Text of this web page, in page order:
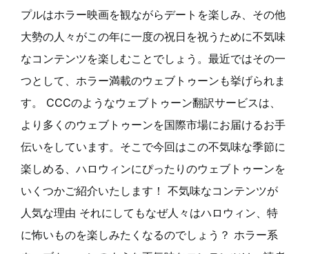
プルはホラー映画を観ながらデートを楽しみ、その他
大勢の人々がこの年に一度の祝日を祝うために不気味
なコンテンツを楽しむことでしょう。最近ではその一
つとして、ホラー満載のウェブトゥーンも挙げられま
す。 CCCのようなウェブトゥーン翻訳サービスは、
より多くのウェブトゥーンを国際市場にお届けるお手
伝いをしています。そこで今回はこの不気味な季節に
楽しめる、ハロウィンにぴったりのウェブトゥーンを
いくつかご紹介いたします！ 不気味なコンテンツが
人気な理由 それにしてもなぜ人々はハロウィン、特
に怖いものを楽しみたくなるのでしょう？ ホラー系